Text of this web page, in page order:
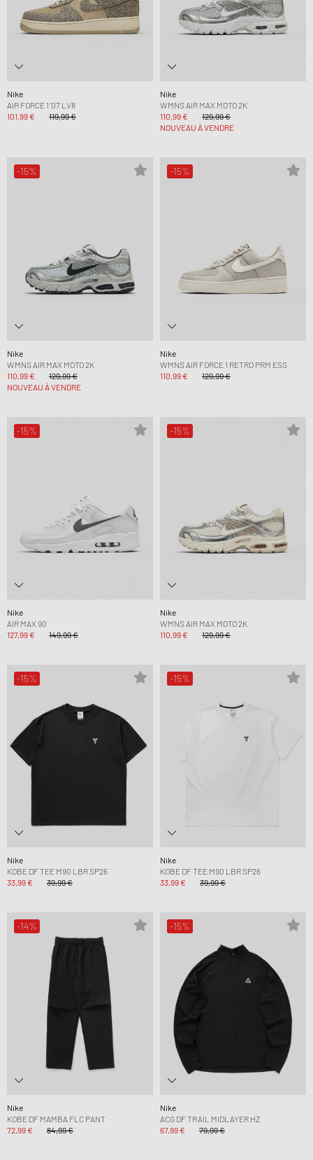
Nike
AIR FORCE 1 '07 LV8
101,99 €
119,99 €
Nike
WMNS AIR MAX MOTO 2K
110,99 €
129,99 €
NOUVEAU À VENDRE
-15%
Nike
WMNS AIR MAX MOTO 2K
110,99 €
129,99 €
NOUVEAU À VENDRE
-15%
Nike
WMNS AIR FORCE 1 RETRO PRM ESS
110,99 €
129,99 €
-15%
Nike
AIR MAX 90
127,99 €
149,99 €
-15%
Nike
WMNS AIR MAX MOTO 2K
110,99 €
129,99 €
-15%
Nike
KOBE DF TEE M90 LBR SP26
33,99 €
39,99 €
-15%
Nike
KOBE DF TEE M90 LBR SP26
33,99 €
39,99 €
-14%
Nike
KOBE DF MAMBA FLC PANT
72,99 €
84,99 €
-15%
Nike
ACG DF TRAIL MIDLAYER HZ
67,99 €
79,99 €